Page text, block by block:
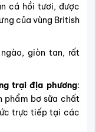
cá hồi tươi, được
của vùng British
giòn tan, rất
trại địa phương:
phẩm bơ sữa chất
trực tiếp tại các